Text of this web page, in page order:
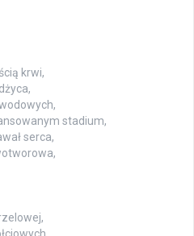
krwi,
stadium,
serca,